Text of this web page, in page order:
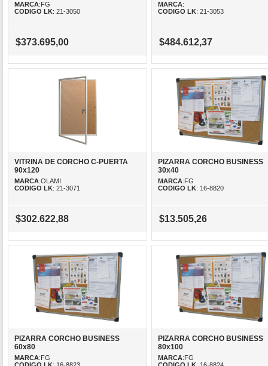
MARCA:FG
CODIGO LK: 21-3050
$373.695,00
MARCA:
CODIGO LK: 21-3053
$484.612,37
VITRINA DE CORCHO C-PUERTA
90x120
MARCA:OLAMI
CODIGO LK: 21-3071
$302.622,88
PIZARRA CORCHO BUSINESS
30x40
MARCA:FG
CODIGO LK: 16-8820
$13.505,26
PIZARRA CORCHO BUSINESS
60x80
MARCA:FG
PIZARRA CORCHO BUSINESS
80x100
MARCA:FG